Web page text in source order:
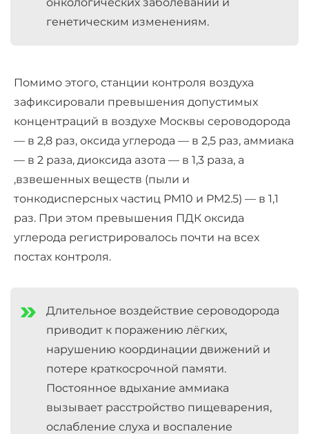
генетическим изменениям.
Помимо этого, станции контроля воздуха
зафиксировали превышения допустимых
концентраций в воздухе Москвы сероводорода
— в 2,8 раз, оксида углерода — в 2,5 раз, аммиака
— в 2 раза, диоксида азота — в 1,3 раза, а
,взвешенных веществ (пыли и
тонкодисперсных частиц PM10 и PM2.5) — в 1,1
раз. При этом превышения ПДК оксида
углерода регистрировалось почти на всех
постах контроля.
Длительное воздействие сероводорода
приводит к поражению лёгких,
нарушению координации движений и
потере краткосрочной памяти.
Постоянное вдыхание аммиака
вызывает расстройство пищеварения,
ослабление слуха и воспаление